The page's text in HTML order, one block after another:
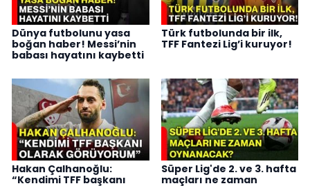
Dünya futbolunu yasa
boğan haber! Messi’nin
babası hayatını kaybetti
Türk futbolunda bir ilk,
TFF Fantezi Lig’i kuruyor!
Hakan Çalhanoğlu:
“Kendimi TFF başkanı
Süper Lig'de 2. ve 3. hafta
maçları ne zaman